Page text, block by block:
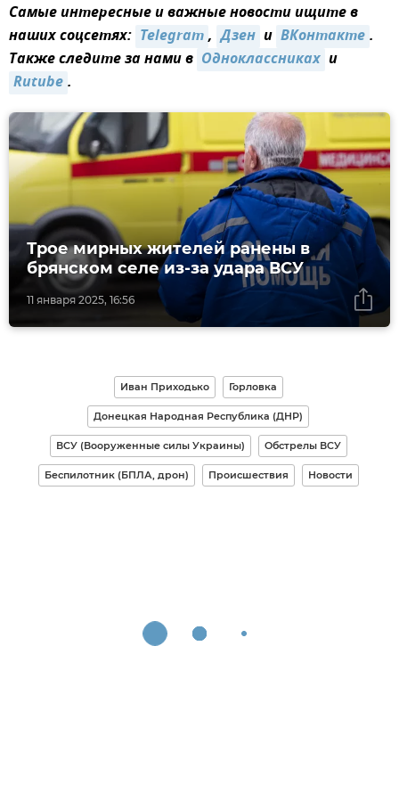
Самые интересные и важные новости ищите в
наших соцсетях: Telegram, Дзен и ВКонтакте.
Также следите за нами в Одноклассниках и
Rutube.
11 января 2025, 16:56
Трое мирных жителей ранены в
брянском селе из-за удара ВСУ
Иван Приходько Горловка
Донецкая Народная Республика (ДНР)
ВСУ (Вооруженные силы Украины) Обстрелы ВСУ
Беспилотник (БПЛА, дрон) Происшествия Новости